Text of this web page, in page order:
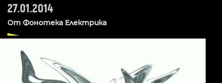
27.01.2014
От Фонотека Електрика